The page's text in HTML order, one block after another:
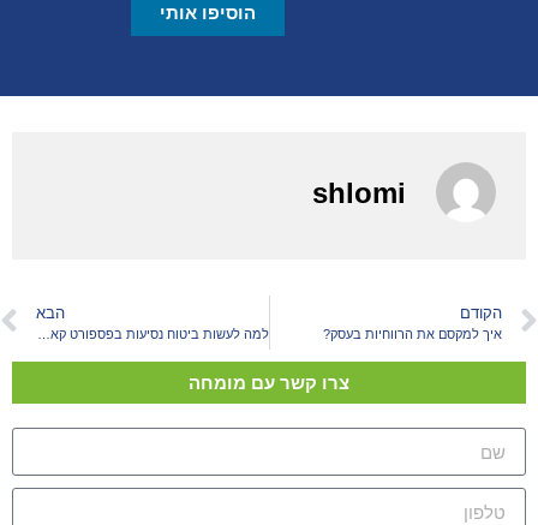
הוסיפו אותי
shlomi
הקודם
איך למקסם את הרווחיות בעסק?
הבא
צרו קשר עם מומחה